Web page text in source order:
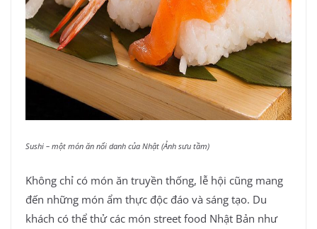
Sushi – một món ăn nổi danh của Nhật (Ảnh sưu tầm)
Không chỉ có món ăn truyền thống, lễ hội cũng mang
đến những món ẩm thực độc đáo và sáng tạo. Du
khách có thể thử các món street food Nhật Bản như